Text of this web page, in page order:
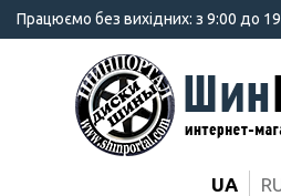
Працюємо без вихідних: з 9:00 до
UA